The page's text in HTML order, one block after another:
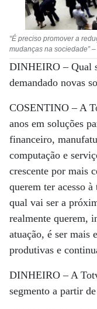
“É preciso promover a
mudanças na sociedade”–
DINHEIRO –Qual
demandado novas
COSENTINO –A
anos em soluções
financeiro,
computação e
crescente por mais
querem ter acesso
qual vai ser a
realmente querem,
atuação, é ser mais
produtivas e
DINHEIRO –A
segmento a partir